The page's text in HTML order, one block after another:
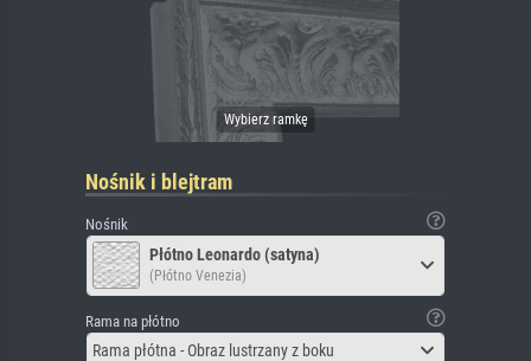
Nośnik i blejtram
Nośnik
Płótno Leonardo (satyna)
(Płótno Venezia)
Rama na płótno
Rama płótna - Obraz lustrzany z boku